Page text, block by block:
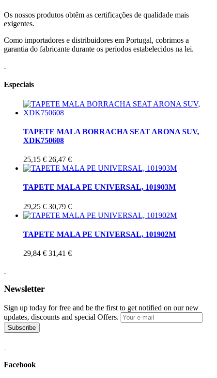
Os nossos produtos obtêm as certificações de qualidade mais
exigentes.
Como importadores e distribuidores em Portugal, cobrimos a
garantia do fabricante durante os períodos estabelecidos na lei.
Especiais
TAPETE MALA BORRACHA SEAT ARONA SUV,
XDK750608
25,15 € 26,47 €
TAPETE MALA PE UNIVERSAL, 101903M
29,25 € 30,79 €
TAPETE MALA PE UNIVERSAL, 101902M
29,84 € 31,41 €
Newsletter
Sign up today for free and be the first to get notified on our new
updates, discounts and special Offers.
Subscribe
Facebook